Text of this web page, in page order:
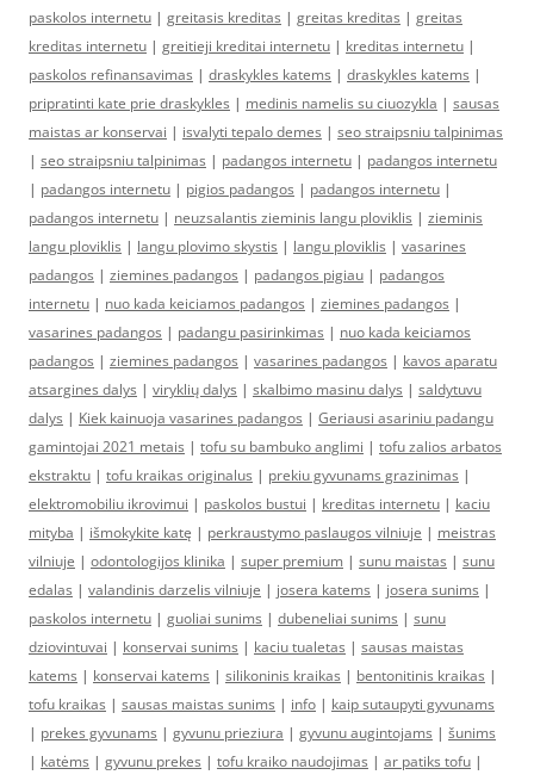
paskolos internetu | greitasis kreditas | greitas kreditas | greitas
kreditas internetu | greitieji kreditai internetu | kreditas internetu |
paskolos refinansavimas | draskykles katems | draskykles katems |
pripratinti kate prie draskykles | medinis namelis su ciuozykla | sausas
maistas ar konservai | isvalyti tepalo demes | seo straipsniu talpinimas
| seo straipsniu talpinimas | padangos internetu | padangos internetu
| padangos internetu | pigios padangos | padangos internetu |
padangos internetu | neuzsalantis zieminis langu ploviklis | zieminis
langu ploviklis | langu plovimo skystis | langu ploviklis | vasarines
padangos | ziemines padangos | padangos pigiau | padangos
internetu | nuo kada keiciamos padangos | ziemines padangos |
vasarines padangos | padangu pasirinkimas | nuo kada keiciamos
padangos | ziemines padangos | vasarines padangos | kavos aparatu
atsargines dalys | viryklių dalys | skalbimo masinu dalys | saldytuvu
dalys | Kiek kainuoja vasarines padangos | Geriausi asariniu padangu
gamintojai 2021 metais | tofu su bambuko anglimi | tofu zalios arbatos
ekstraktu | tofu kraikas originalus | prekiu gyvunams grazinimas |
elektromobiliu ikrovimui | paskolos bustui | kreditas internetu | kaciu
mityba | išmokykite katę | perkraustymo paslaugos vilniuje | meistras
vilniuje | odontologijos klinika | super premium | sunu maistas | sunu
edalas | valandinis darzelis vilniuje | josera katems | josera sunims |
paskolos internetu | guoliai sunims | dubeneliai sunims | sunu
dziovintuvai | konservai sunims | kaciu tualetas | sausas maistas
katems | konservai katems | silikoninis kraikas | bentonitinis kraikas |
tofu kraikas | sausas maistas sunims | info | kaip sutaupyti gyvunams
| prekes gyvunams | gyvunu prieziura | gyvunu augintojams | šunims
| katėms | gyvunu prekes | tofu kraiko naudojimas | ar patiks tofu |